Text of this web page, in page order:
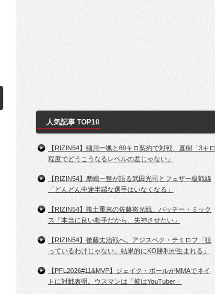
人気記事 TOP10
【RIZIN54】細川一颯と69キロ契約で対戦、直樹「3キロ
程度でどうこうなるレベルの差じゃない」
【RIZIN54】摩嶋一整が語る武田光司とフェザー級戦線
「どんどん中途半端な選手はいなくなる」
【RIZIN54】捲土重来の佐藤将光戦、パッチー・ミック
ス「本当に良い相手だから、失神させたい」
【RIZIN54】後藤丈治戦へ。アジスベク・テミロフ「狙
っているわけじゃない。結果的にKO勝利が生まれる」
【PFL2026#11&MVP】ジェイク・ポールがMMAでネイ
トに対戦表明。ウスマンは「彼はYouTuber」